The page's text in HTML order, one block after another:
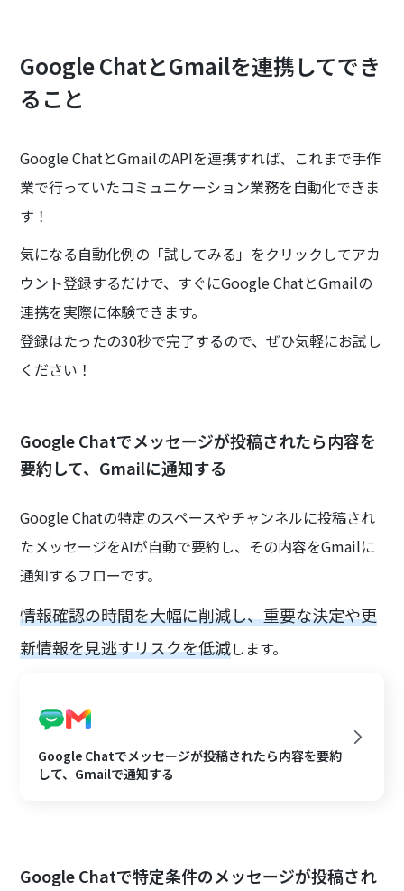
Google ChatとGmailを連携してでき
ること
Google ChatとGmailのAPIを連携すれば、これまで手作
業で行っていたコミュニケーション業務を自動化できま
す！
気になる自動化例の「試してみる」をクリックしてアカ
ウント登録するだけで、すぐにGoogle ChatとGmailの
連携を実際に体験できます。
登録はたったの30秒で完了するので、ぜひ気軽にお試し
ください！
Google Chatでメッセージが投稿されたら内容を
要約して、Gmailに通知する
Google Chatの特定のスペースやチャンネルに投稿され
たメッセージをAIが自動で要約し、その内容をGmailに
通知するフローです。
情報確認の時間を大幅に削減し、重要な決定や更
新情報を見逃すリスクを低減します。
Google Chatでメッセージが投稿されたら内容を要約
して、Gmailで通知する
Google Chatで特定条件のメッセージが投稿され